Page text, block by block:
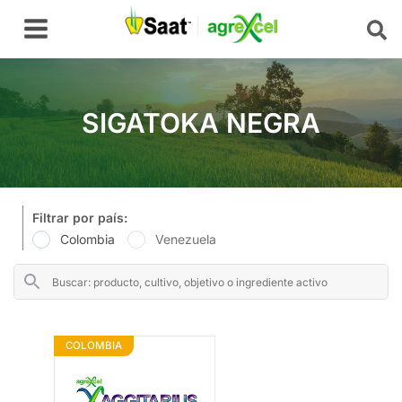
Main
Menu
SIGATOKA NEGRA
Filtrar por país:
Colombia
Venezuela
COLOMBIA